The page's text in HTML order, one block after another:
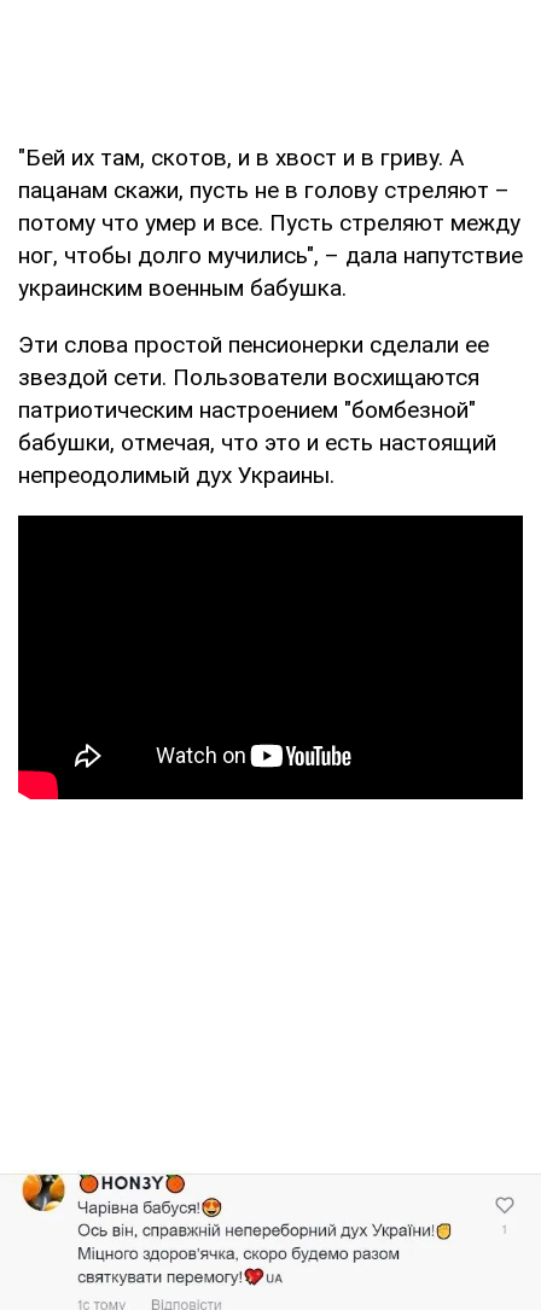
"Бей их там, скотов, и в хвост и в гриву. А
пацанам скажи, пусть не в голову стреляют –
потому что умер и все. Пусть стреляют между
ног, чтобы долго мучились", – дала напутствие
украинским военным бабушка.
Эти слова простой пенсионерки сделали ее
звездой сети. Пользователи восхищаются
патриотическим настроением "бомбезной"
бабушки, отмечая, что это и есть настоящий
непреодолимый дух Украины.